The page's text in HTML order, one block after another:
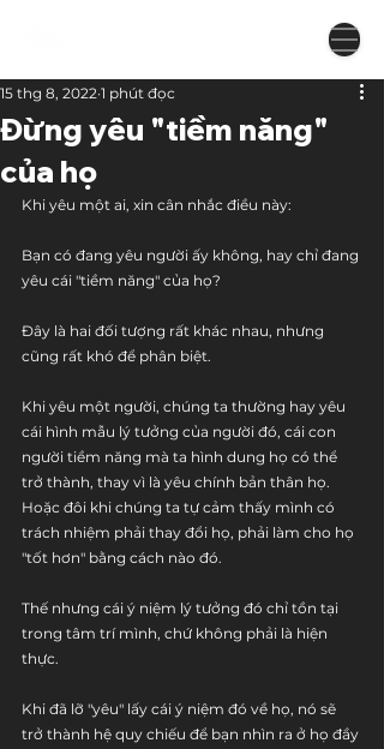
Đừng yêu "tiềm năng"
của họ
15 thg 8, 2022 1 phút đọc
Khi yêu một ai, xin cân nhắc điều này:
Bạn có đang yêu người ấy không, hay chỉ đang
yêu cái "tiềm năng" của họ?
Đây là hai đối tượng rất khác nhau, nhưng
cũng rất khó để phân biệt.
Khi yêu một người, chúng ta thường hay yêu
cái hình mẫu lý tưởng của người đó, cái con
người tiềm năng mà ta hình dung họ có thể
trở thành, thay vì là yêu chính bản thân họ.
Hoặc đôi khi chúng ta tự cảm thấy mình có
trách nhiệm phải thay đổi họ, phải làm cho họ
"tốt hơn" bằng cách nào đó.
Thế nhưng cái ý niệm lý tưởng đó chỉ tồn tại
trong tâm trí mình, chứ không phải là hiện
thực.
Khi đã lỡ "yêu" lấy cái ý niệm đó về họ, nó sẽ
trở thành hệ quy chiếu để bạn nhìn ra ở họ đầy